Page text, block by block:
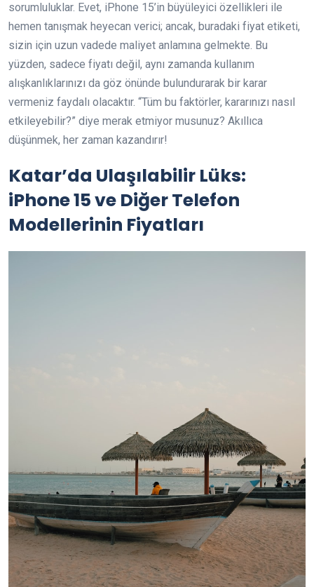
sorumluluklar. Evet, iPhone 15’in büyüleyici özellikleri ile
hemen tanışmak heyecan verici; ancak, buradaki fiyat etiketi,
sizin için uzun vadede maliyet anlamına gelmekte. Bu
yüzden, sadece fiyatı değil, aynı zamanda kullanım
alışkanlıklarınızı da göz önünde bulundurarak bir karar
vermeniz faydalı olacaktır. “Tüm bu faktörler, kararınızı nasıl
etkileyebilir?” diye merak etmiyor musunuz? Akıllıca
düşünmek, her zaman kazandırır!
Katar’da Ulaşılabilir Lüks:
iPhone 15 ve Diğer Telefon
Modellerinin Fiyatları